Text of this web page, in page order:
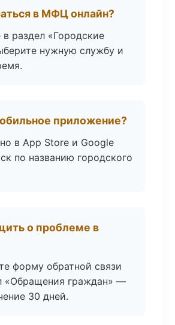
в МФЦ онлайн?
раздел «Городские
нужную службу и
приложение?
в App Store и Google
по названию городского
о проблеме в
форму обратной связи
«Обращения граждан» —
30 дней.